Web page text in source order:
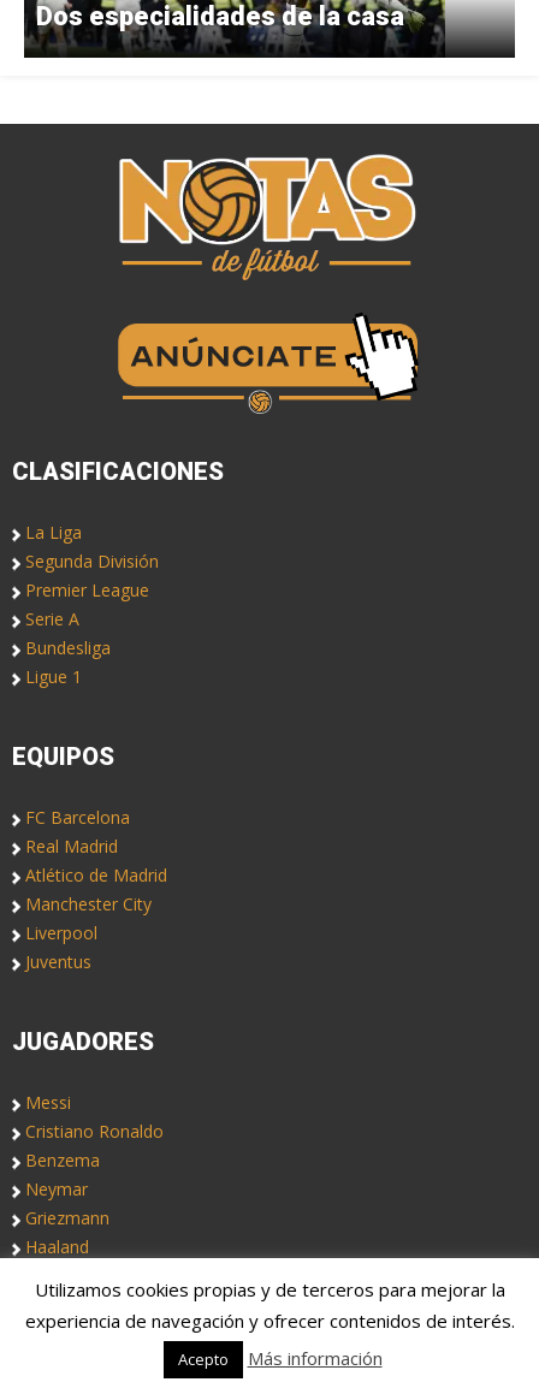
Dos especialidades de la casa
CLASIFICACIONES
La Liga
Segunda División
Premier League
Serie A
Bundesliga
Ligue 1
EQUIPOS
FC Barcelona
Real Madrid
Atlético de Madrid
Manchester City
Liverpool
Juventus
JUGADORES
Messi
Cristiano Ronaldo
Benzema
Neymar
Griezmann
Haaland
Copyright © 2019. SomosNotas de Fútbol
, un blog de fútbol
colectivo. Fichajes, rumores, altas y bajas.
Aviso Legal Quiénes somos Contacto
Utilizamos cookies propias y de terceros para mejorar la
experiencia de navegación y ofrecer contenidos de interés.
Acepto Más información